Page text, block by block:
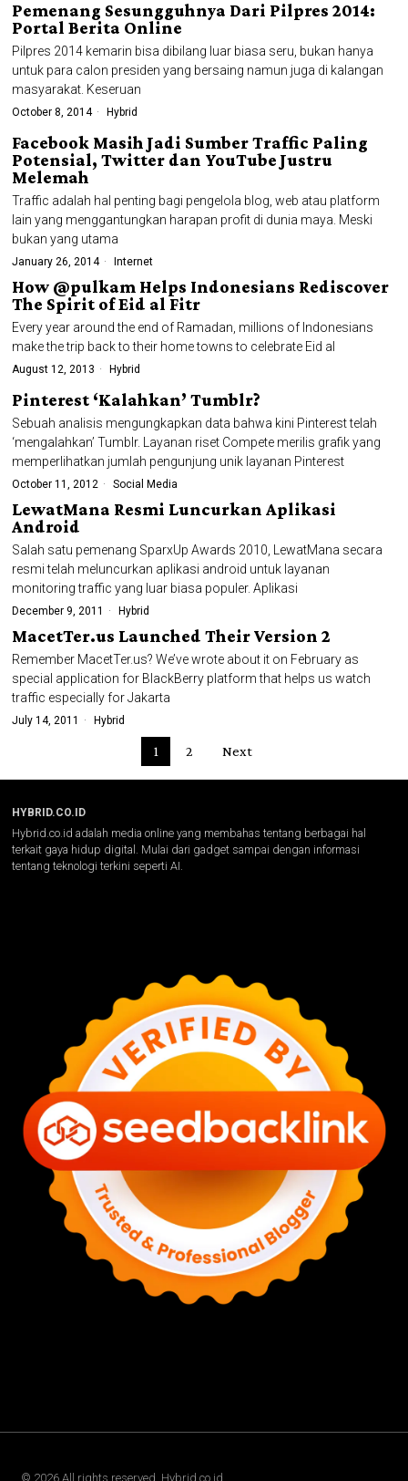
Pemenang Sesungguhnya Dari Pilpres 2014:
Portal Berita Online
Pilpres 2014 kemarin bisa dibilang luar biasa seru, bukan hanya
untuk para calon presiden yang bersaing namun juga di kalangan
masyarakat. Keseruan
October 8, 2014 Hybrid
Facebook Masih Jadi Sumber Traffic Paling
Potensial, Twitter dan YouTube Justru
Melemah
Traffic adalah hal penting bagi pengelola blog, web atau platform
lain yang menggantungkan harapan profit di dunia maya. Meski
bukan yang utama
January 26, 2014 Internet
How @pulkam Helps Indonesians Rediscover
The Spirit of Eid al Fitr
Every year around the end of Ramadan, millions of Indonesians
make the trip back to their home towns to celebrate Eid al
August 12, 2013 Hybrid
Pinterest ‘Kalahkan’ Tumblr?
Sebuah analisis mengungkapkan data bahwa kini Pinterest telah
‘mengalahkan’ Tumblr. Layanan riset Compete merilis grafik yang
memperlihatkan jumlah pengunjung unik layanan Pinterest
October 11, 2012 Social Media
LewatMana Resmi Luncurkan Aplikasi
Android
Salah satu pemenang SparxUp Awards 2010, LewatMana secara
resmi telah meluncurkan aplikasi android untuk layanan
monitoring traffic yang luar biasa populer. Aplikasi
December 9, 2011 Hybrid
MacetTer.us Launched Their Version 2
Remember MacetTer.us? We’ve wrote about it on February as
special application for BlackBerry platform that helps us watch
traffic especially for Jakarta
July 14, 2011 Hybrid
1 2 Next
HYBRID.CO.ID
Hybrid.co.id adalah media online yang membahas tentang berbagai hal
terkait gaya hidup digital. Mulai dari gadget sampai dengan informasi
tentang teknologi terkini seperti AI.
© 2026 All rights reserved. Hybrid.co.id